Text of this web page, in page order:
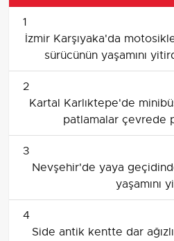
1
İzmir Karşıyaka'da
sürücünün yaşamını
2
Kartal Karlıktepe'de
patlamalar çevrede
3
Nevşehir'de yaya
yaşamını
4
Side antik kentte dar